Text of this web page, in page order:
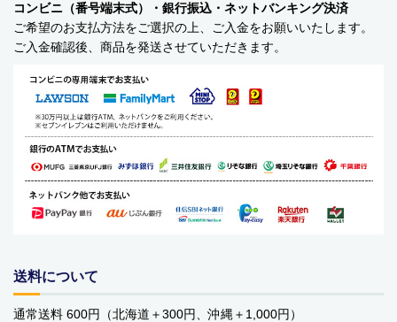
賞味期限間近・訳あり大特価
直輸入品
商品一覧
ブランドから探す
MESH ジュエリー
Bellini バッグ(イタリア)
TEJAKULA 塩
コンビニ（番号端末式）・銀行振込・ネットバンキング決済
ご希望のお支払方法をご選択の上、ご入金をお願いいたします。
ご入金確認後、商品を発送させていただきます。
送料について
通常送料 600円（北海道＋300円、沖縄＋1,000円）